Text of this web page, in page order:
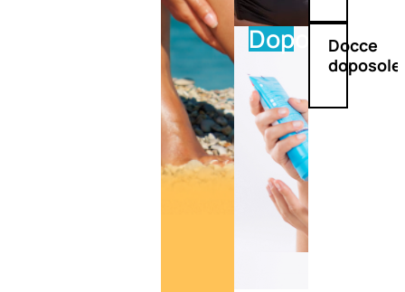
Doposole
Docce
doposole